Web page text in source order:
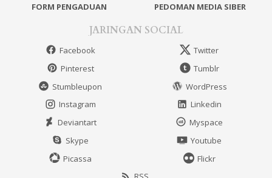
FORM PENGADUAN
PEDOMAN MEDIA SIBER
JARINGAN SOCIAL
Facebook
Twitter
Pinterest
Tumblr
Stumbleupon
WordPress
Instagram
Linkedin
Deviantart
Myspace
Skype
Youtube
Picassa
Flickr